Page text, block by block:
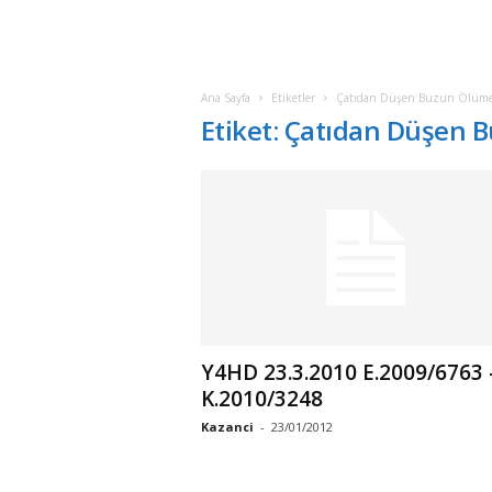
Ana Sayfa Etiketler Çatıdan Düşen Buzun
Etiket: Çatıdan Düşen
Y4HD 23.3.2010 E.2009/6763
K.2010/3248
Kazanci - 23/01/2012